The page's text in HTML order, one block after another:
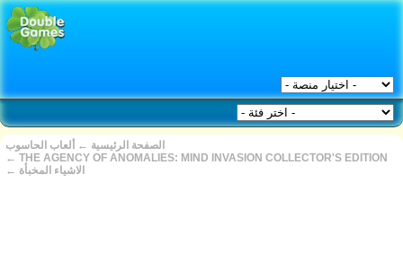
الصفحة الرئيسية ←
ألعاب الحاسوب
← THE AGENCY OF ANOMALIES: MIND INVASION COLLECTOR'S EDITION
← الاشياء المخبأة